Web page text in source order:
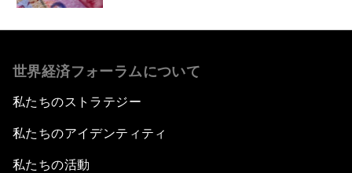
世界経済フォーラムについて
私たちのストラテジー
私たちのアイデンティティ
私たちの活動